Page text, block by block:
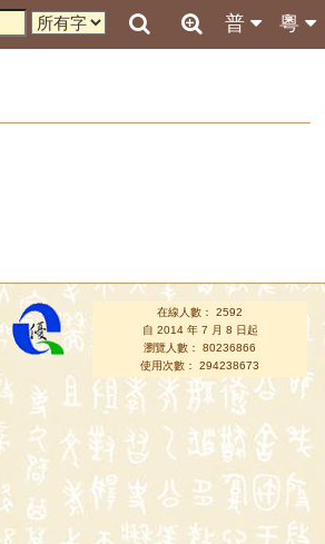
粵
普
在線人數： 2592
自 2014 年 7 月 8 日起
瀏覽人數： 80236866
使用次數： 294238673